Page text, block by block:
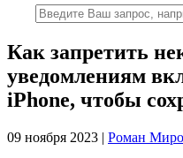
Как запретить
уведомлениям
iPhone, чтобы
09 ноября 2023 | Роман